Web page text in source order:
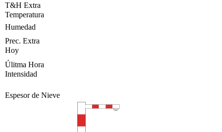
T&H Extra
Temperatura
Humedad
Prec. Extra
Hoy
Úlitma Hora
Intensidad
Espesor de Nieve